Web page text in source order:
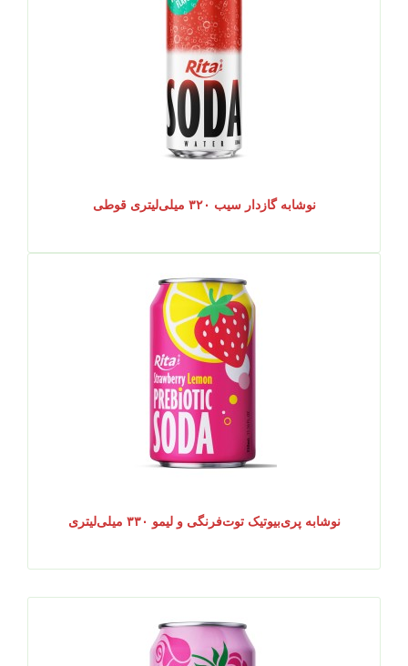
نوشابه گازدار سیب ۳۲۰ میلی‌لیتری قوطی
نوشابه پری‌بیوتیک توت‌فرنگی و لیمو ۳۳۰ میلی‌لیتری